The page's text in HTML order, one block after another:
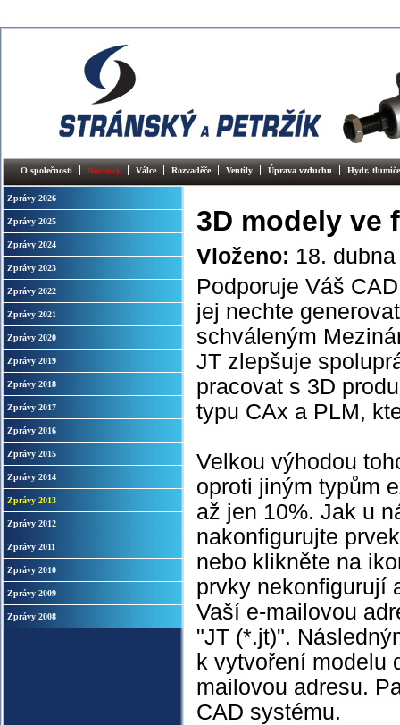
O společnosti Novinky Válce Rozvaděče Ventily Úprava vzduchu Hydr.
Zprávy 2026
Zprávy 2025
Zprávy 2024
Zprávy 2023
Zprávy 2022
Zprávy 2021
Zprávy 2020
Zprávy 2019
Zprávy 2018
Zprávy 2017
Zprávy 2016
Zprávy 2015
Zprávy 2014
Zprávy 2013
Zprávy 2012
Zprávy 2011
Zprávy 2010
Zprávy 2009
Zprávy 2008
3D modely ve
Vloženo: 18.
Podporuje Váš
jej nechte
schváleným
JT zlepšuje
pracovat s 3D
typu CAx a PLM,
Velkou výhodou
oproti jiným typům
až jen 10%. Jak u
nakonfigurujte
nebo klikněte na
prvky nekonfigurují
Vaší e-mailovou
"JT (*.jt)".
k vytvoření modelu
mailovou adresu.
CAD systému.